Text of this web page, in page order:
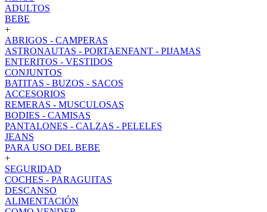
ADULTOS
BEBE
+
ABRIGOS - CAMPERAS
ASTRONAUTAS - PORTAENFANT - PIJAMAS
ENTERITOS - VESTIDOS
CONJUNTOS
BATITAS - BUZOS - SACOS
ACCESORIOS
REMERAS - MUSCULOSAS
BODIES - CAMISAS
PANTALONES - CALZAS - PELELES
JEANS
PARA USO DEL BEBE
+
SEGURIDAD
COCHES - PARAGUITAS
DESCANSO
ALIMENTACIÓN